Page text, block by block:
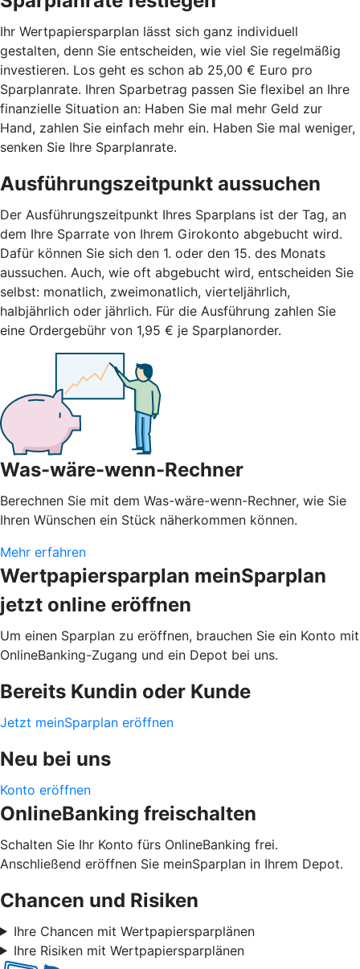
Ihr Wertpapiersparplan lässt sich ganz individuell
gestalten, denn Sie entscheiden, wie viel Sie regelmäßig
investieren. Los geht es schon ab 25,00 € Euro pro
Sparplanrate. Ihren Sparbetrag passen Sie flexibel an Ihre
finanzielle Situation an: Haben Sie mal mehr Geld zur
Hand, zahlen Sie einfach mehr ein. Haben Sie mal weniger,
senken Sie Ihre Sparplanrate.
Ausführungszeitpunkt aussuchen
Der Ausführungszeitpunkt Ihres Sparplans ist der Tag, an
dem Ihre Sparrate von Ihrem Girokonto abgebucht wird.
Dafür können Sie sich den 1. oder den 15. des Monats
aussuchen. Auch, wie oft abgebucht wird, entscheiden Sie
selbst: monatlich, zweimonatlich, vierteljährlich,
halbjährlich oder jährlich. Für die Ausführung zahlen Sie
eine Ordergebühr von 1,95 € je Sparplanorder.
Was-wäre-wenn-Rechner
Berechnen Sie mit dem Was-wäre-wenn-Rechner, wie Sie
Ihren Wünschen ein Stück näherkommen können.
Mehr erfahren
Wertpapiersparplan meinSparplan
jetzt online eröffnen
Um einen Sparplan zu eröffnen, brauchen Sie ein Konto mit
OnlineBanking-Zugang und ein Depot bei uns.
Bereits Kundin oder Kunde
Jetzt meinSparplan eröffnen
Neu bei uns
Konto eröffnen
OnlineBanking freischalten
Schalten Sie Ihr Konto fürs OnlineBanking frei.
Anschließend eröffnen Sie meinSparplan in Ihrem Depot.
Chancen und Risiken
Ihre Chancen mit Wertpapiersparplänen
Ihre Risiken mit Wertpapiersparplänen